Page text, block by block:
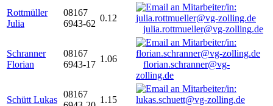
Rottmüller
Julia
08167
6943-62
0.12
julia.rottmueller@vg-zolling.de
Schranner
Florian
08167
6943-17
1.06
florian.schranner@vg-
zolling.de
Schütt Lukas
08167
1.15